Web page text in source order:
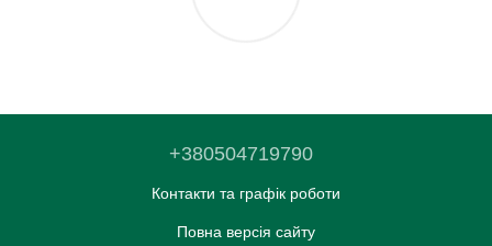
+380504719790
Контакти та графік роботи
Повна версія сайту